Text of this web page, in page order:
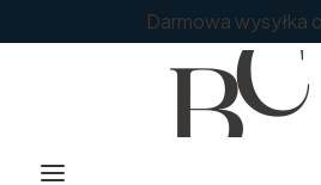
Darmowa wysyłka
Menu